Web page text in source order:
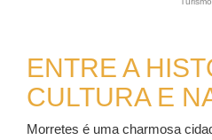
ENTRE A
CULTURA E
Morretes é uma charmosa